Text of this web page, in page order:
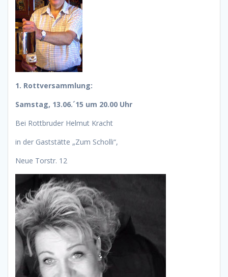
1. Rottversammlung:
Samstag, 13.06.´15 um 20.00 Uhr
Bei Rottbruder Helmut Kracht
in der Gaststätte „Zum Scholli“,
Neue Torstr. 12